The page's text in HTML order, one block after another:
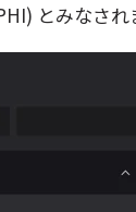
とみなさ